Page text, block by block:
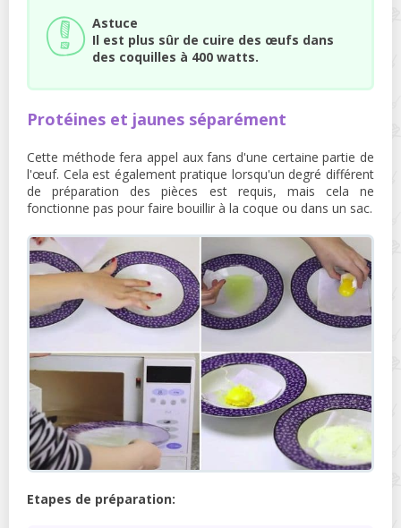
Astuce
Il est plus sûr de cuire des œufs dans
des coquilles à 400 watts.
Protéines et jaunes séparément
Cette méthode fera appel aux fans d'une certaine partie de
l'œuf. Cela est également pratique lorsqu'un degré différent
de préparation des pièces est requis, mais cela ne
fonctionne pas pour faire bouillir à la coque ou dans un sac.
Etapes de préparation: